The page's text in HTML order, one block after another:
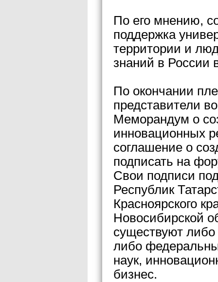
По его мнению,
поддержка
территории и
знаний в России
По окончании
представители
Меморандум о
инновационных
соглашение о
подписать на
Свои подписи
Республик
Красноярского
Новосибирской
существуют либо
либо
наук,
бизнес.